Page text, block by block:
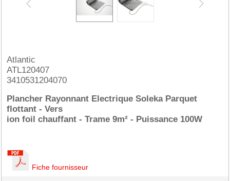
Atlantic
ATL120407
3410531204070
Plancher Rayonnant Electrique Soleka Parquet
flottant - Vers
ion foil chauffant - Trame 9m² - Puissance 100W
Fiche fournisseur